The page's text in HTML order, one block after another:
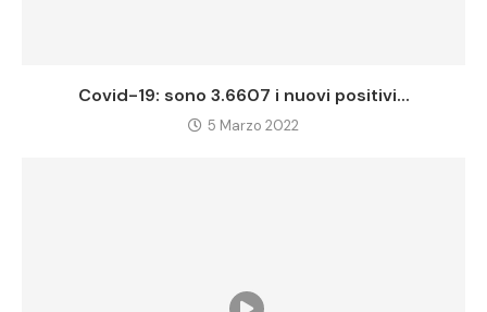
Covid-19: sono 3.6607 i nuovi positivi...
5 Marzo 2022